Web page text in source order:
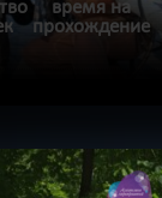
время на
прохождение
ХОЧУ ПРОЙТИ |